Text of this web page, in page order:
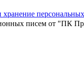
хранение
писем от "ПК